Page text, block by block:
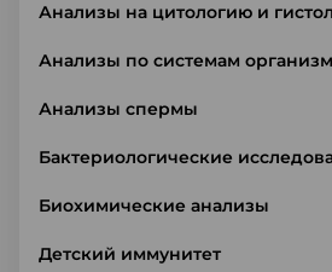
Анализы на цитологию и
Анализы по системам
Анализы спермы
Бактериологические
Биохимические анализы
Детский иммунитет